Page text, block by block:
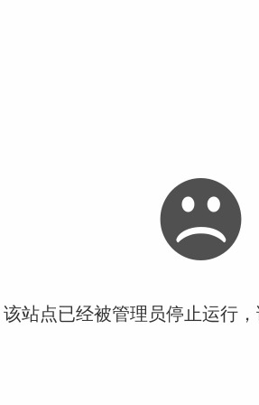
站点已经被管理员停止运行